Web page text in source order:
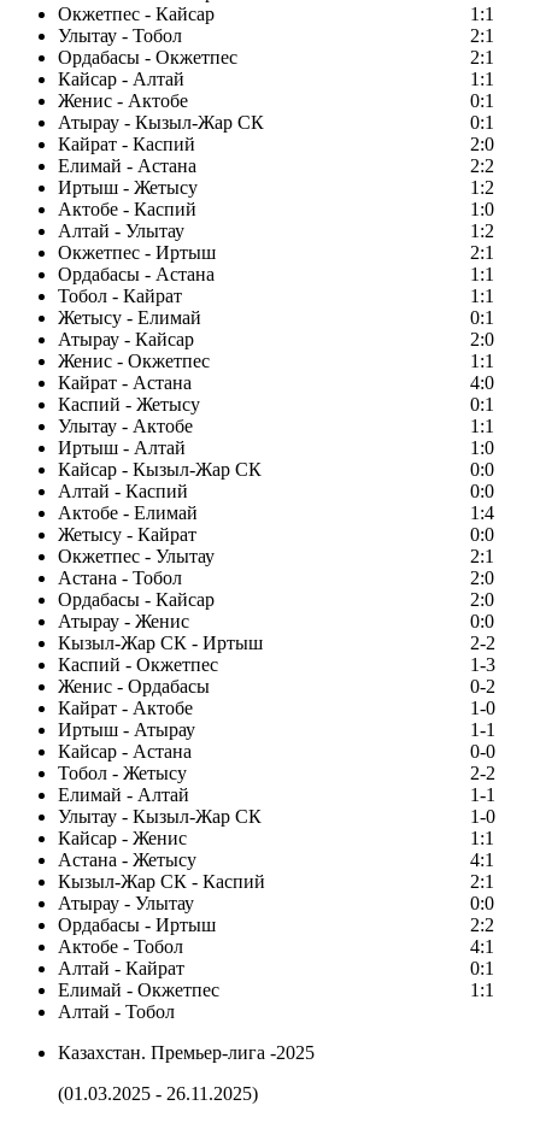
Окжетпес - Кайсар
1:1
Улытау - Тобол
2:1
Ордабасы - Окжетпес
2:1
Кайсар - Алтай
1:1
Женис - Актобе
0:1
Атырау - Кызыл-Жар СК
0:1
Кайрат - Каспий
2:0
Елимай - Астана
2:2
Иртыш - Жетысу
1:2
Актобе - Каспий
1:0
Алтай - Улытау
1:2
Окжетпес - Иртыш
2:1
Ордабасы - Астана
1:1
Тобол - Кайрат
1:1
Жетысу - Елимай
0:1
Атырау - Кайсар
2:0
Женис - Окжетпес
1:1
Кайрат - Астана
4:0
Каспий - Жетысу
0:1
Улытау - Актобе
1:1
Иртыш - Алтай
1:0
Кайсар - Кызыл-Жар СК
0:0
Алтай - Каспий
0:0
Актобе - Елимай
1:4
Жетысу - Кайрат
0:0
Окжетпес - Улытау
2:1
Астана - Тобол
2:0
Ордабасы - Кайсар
2:0
Атырау - Женис
0:0
Кызыл-Жар СК - Иртыш
2-2
Каспий - Окжетпес
1-3
Женис - Ордабасы
0-2
Кайрат - Актобе
1-0
Иртыш - Атырау
1-1
Кайсар - Астана
0-0
Тобол - Жетысу
2-2
Елимай - Алтай
1-1
Улытау - Кызыл-Жар СК
1-0
Кайсар - Женис
1:1
Астана - Жетысу
4:1
Кызыл-Жар СК - Каспий
2:1
Атырау - Улытау
0:0
Ордабасы - Иртыш
2:2
Актобе - Тобол
4:1
Алтай - Кайрат
0:1
Елимай - Окжетпес
1:1
Алтай - Тобол
Казахстан. Премьер-лига -2025
(01.03.2025 - 26.11.2025)